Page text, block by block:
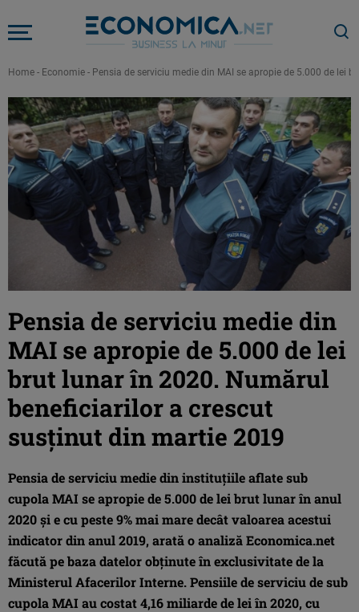
Home - Economie - Pensia de serviciu medie din MAI se apropie de 5.000 de
Pensia de serviciu medie din
MAI se apropie de 5.000 de lei
brut lunar în 2020. Numărul
beneficiarilor a crescut
susţinut din martie 2019
Pensia de serviciu medie din instituţiile aflate sub
cupola MAI se apropie de 5.000 de lei brut lunar în anul
2020 şi e cu peste 9% mai mare decât valoarea acestui
indicator din anul 2019, arată o analiză Economica.net
făcută pe baza datelor obţinute în exclusivitate de la
Ministerul Afacerilor Interne. Pensiile de serviciu de sub
cupola MAI au costat 4,16 miliarde de lei în 2020, cu